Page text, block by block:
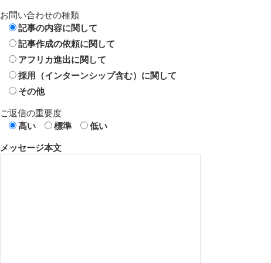
お問い合わせの種類
記事の内容に関して
記事作成の依頼に関して
アフリカ進出に関して
採用（インターンシップ含む）に関して
その他
ご返信の重要度
高い
標準 低い
メッセージ本文